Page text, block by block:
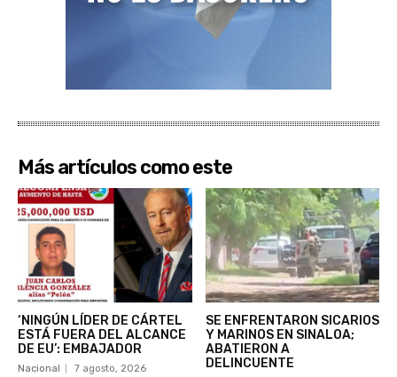
Más artículos como este
‘NINGÚN LÍDER DE CÁRTEL
ESTÁ FUERA DEL ALCANCE
DE EU’: EMBAJADOR
Nacional 7 agosto, 2026
SE ENFRENTARON SICARIOS
Y MARINOS EN SINALOA;
ABATIERON A
DELINCUENTE